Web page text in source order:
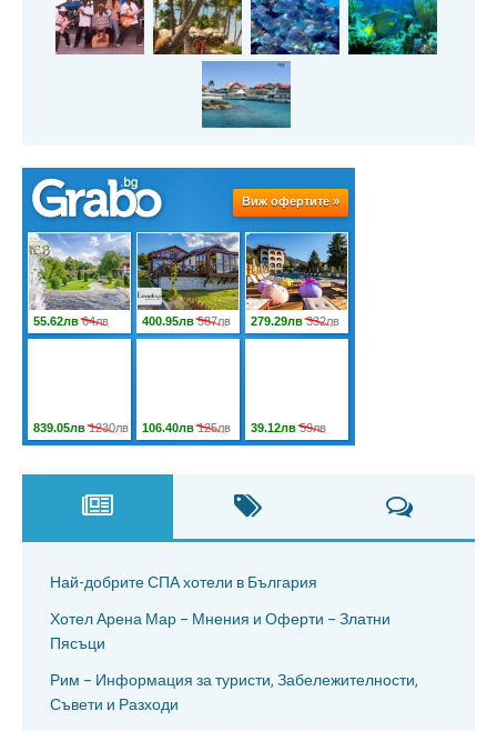
Най-добрите СПА хотели в България
Хотел Арена Мар – Мнения и Оферти – Златни
Пясъци
Рим – Информация за туристи, Забележителности,
Съвети и Разходи